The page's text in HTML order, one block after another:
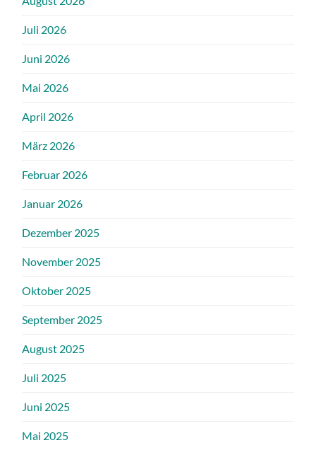
Juli 2026
Juni 2026
Mai 2026
April 2026
März 2026
Februar 2026
Januar 2026
Dezember 2025
November 2025
Oktober 2025
September 2025
August 2025
Juli 2025
Juni 2025
Mai 2025